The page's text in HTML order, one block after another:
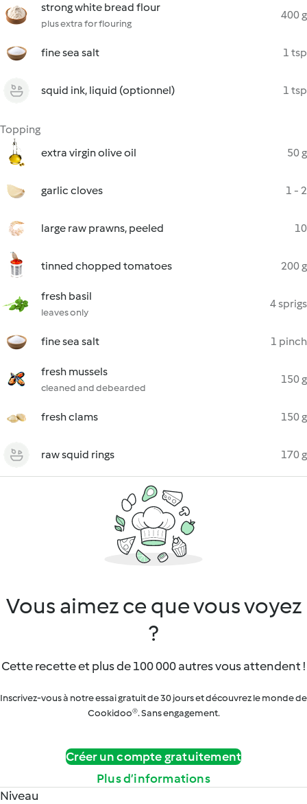
strong white bread flour
plus extra for flouring
400 g
fine sea salt 1 tsp
squid ink, liquid (optionnel) 1 tsp
Topping
extra virgin olive oil
50 g
garlic cloves 1 - 2
large raw prawns, peeled 10
tinned chopped tomatoes 200 g
fresh basil
leaves only
4 sprigs
fine sea salt 1 pinch
fresh mussels
cleaned and debearded
150 g
fresh clams 150 g
raw squid rings 170 g
Vous aimez ce que vous voyez
?
Cette recette et plus de 100 000 autres vous attendent !
Inscrivez-vous à notre essai gratuit de 30 jours et découvrez le monde de
Cookidoo®. Sans engagement.
Créer un compte gratuitement
Plus d’informations
Niveau